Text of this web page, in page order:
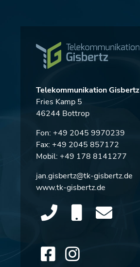
Telekommunikation Gisbertz
Fries Kamp 5
46244 Bottrop
Fon: +49 2045 9970239
Fax: +49 2045 857172
Mobil: +49 178 8141277
jan.gisbertz@tk-gisbertz.de
www.tk-gisbertz.de